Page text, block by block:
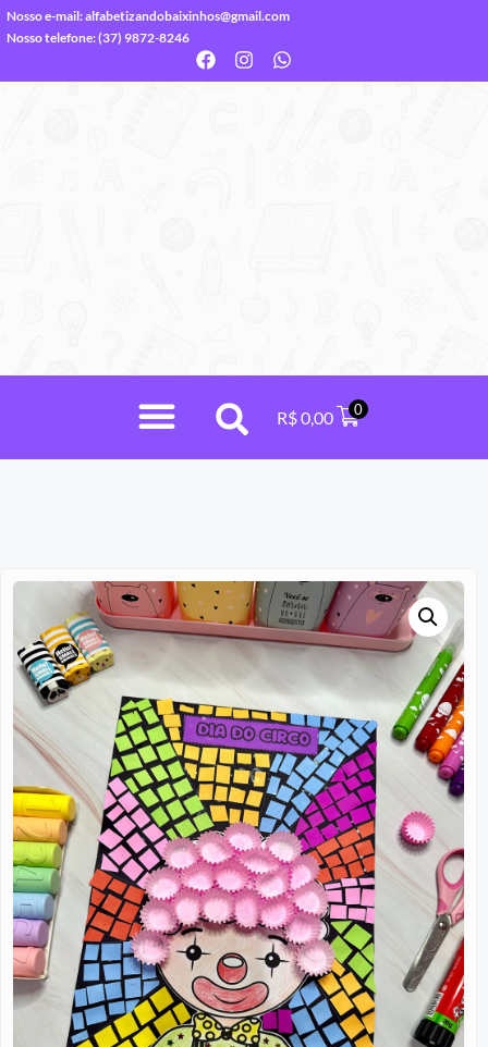
Nosso e-mail:alfabetizandobaixinhos@gmail.com
Nosso telefone: (37) 9872-8246
R$0,00 0